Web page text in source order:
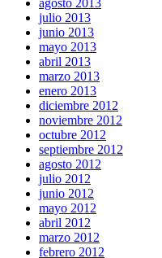
agosto 2013
julio 2013
junio 2013
mayo 2013
abril 2013
marzo 2013
enero 2013
diciembre 2012
noviembre 2012
octubre 2012
septiembre 2012
agosto 2012
julio 2012
junio 2012
mayo 2012
abril 2012
marzo 2012
febrero 2012